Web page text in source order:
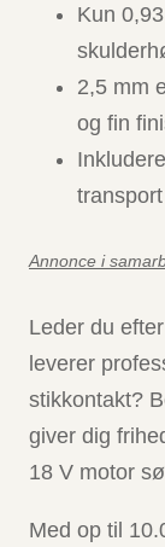
Kun
2,5 mm
og fin
Annonce i
Leder du
leverer
stikkontakt?
giver dig
18 V motor
Med op til